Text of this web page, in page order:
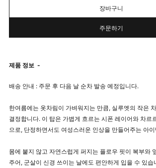
장바구니
주문하기
제품 정보 -
배송 안내 : 주문 후 다음 날 순차 발송 예정입니다.
한여름에는 옷차림이 가벼워지는 만큼, 실루엣의 작은
결정합니다. 이 탑은 가볍게 흐르는 시폰 레이어와 차르
으로, 단정하면서도 여성스러운 인상을 만들어주는 아
몸에 붙지 않고 자연스럽게 퍼지는 플로우 핏이 복부와
주어, 군살이 신경 쓰이는 날에도 편안하게 입을 수 있습